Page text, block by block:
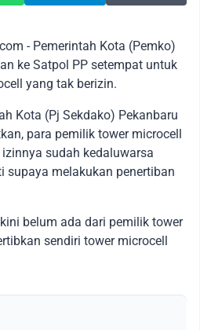
- Pemerintah Kota (Pemko)
ke Satpol PP setempat untuk
yang tak berizin.
Kota (Pj Sekdako) Pekanbaru
para pemilik tower microcell
sudah kedaluwarsa
supaya melakukan penertiban
belum ada dari pemilik tower
sendiri tower microcell